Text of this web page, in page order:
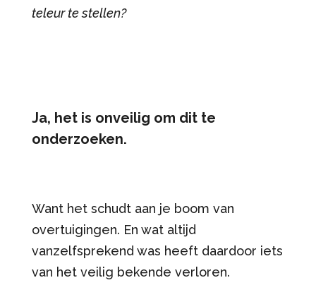
teleur te stellen?
Ja, het is onveilig om dit te
onderzoeken.
Want het schudt aan je boom van
overtuigingen. En wat altijd
vanzelfsprekend was heeft daardoor iets
van het veilig bekende verloren.